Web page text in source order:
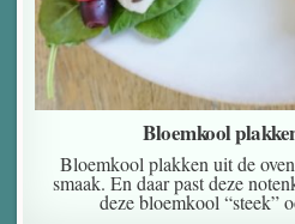
Bloemkool
Bloemkool plakken uit de
smaak. En daar past deze
deze bloemkool “steek”